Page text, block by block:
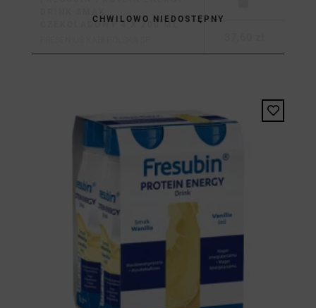
CHWILOWO NIEDOSTĘPNY
CZEKOLADOWY 4 X 200 ML